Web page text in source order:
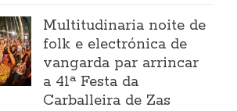
Multitudinaria noite de
folk e electrónica de
vangarda par arrincar
a 41ª Festa da
Carballeira de Zas